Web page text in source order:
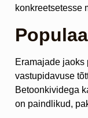
konkreetsetesse
Eramajade jaoks
vastupidavuse
Betoonkividega
on paindlikud,